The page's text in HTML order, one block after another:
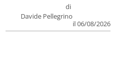
di
Davide Pellegrino
il 06/08/2026